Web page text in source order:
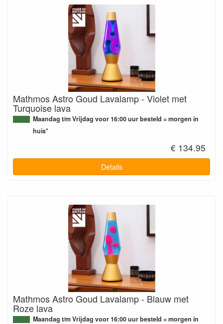
Mathmos Astro Goud Lavalamp - Violet met
Turquoise lava
Maandag t/m Vrijdag voor 16:00 uur besteld = morgen in
huis*
€ 134.95
Details
Mathmos Astro Goud Lavalamp - Blauw met
Roze lava
Maandag t/m Vrijdag voor 16:00 uur besteld = morgen in